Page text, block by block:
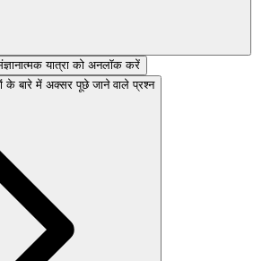
यात्रा को अनलॉक करें
के बारे में अक्सर पूछे जाने वाले प्रश्न